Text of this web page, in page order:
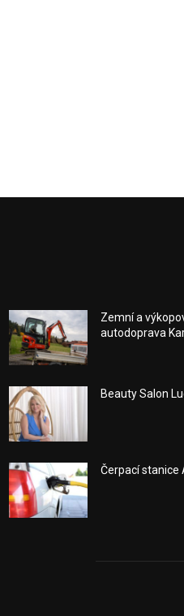
Zemní a
autodoprava
Beauty Salon
Čerpací stanice